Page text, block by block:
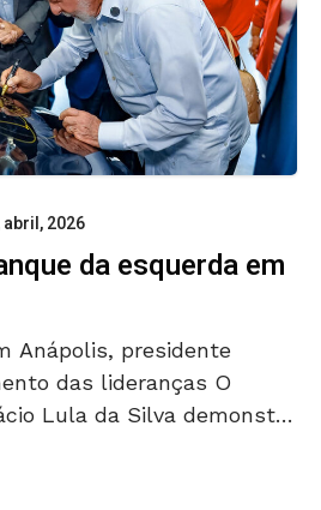
abril, 2026
da esquerda em
Anápolis, presidente
das lideranças O
Lula da Silva demonstra
as eleições de